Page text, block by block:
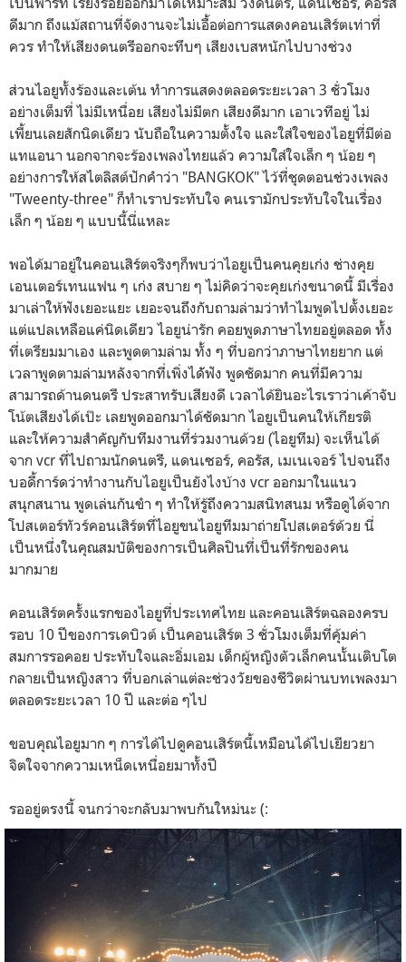
ดีมาก ถึงแม้สถานที่จัดงานจะไม่เอื้อต่อการแสดงคอนเสิร์ตเท่าที่
ควร ทำให้เสียงดนตรีออกจะทึบๆ เสียงเบสหนักไปบางช่วง
ส่วนไอยูทั้งร้องและเต้น ทำการแสดงตลอดระยะเวลา 3 ชั่วโมง
อย่างเต็มที่ ไม่มีเหนื่อย เสียงไม่มีตก เสียงดีมาก เอาเวทีอยู่ ไม่
เพี้ยนเลยสักนิดเดียว นับถือในความตั้งใจ และใส่ใจของไอยูที่มีต่อ
แทแอนา นอกจากจะร้องเพลงไทยแล้ว ความใส่ใจเล็ก ๆ น้อย ๆ
อย่างการให้สไตลิสต์ปักคำว่า "BANGKOK" ไว้ที่ชุดตอนช่วงเพลง
"Tweenty-three" ก็ทำเราประทับใจ คนเรามักประทับใจในเรื่อง
เล็ก ๆ น้อย ๆ แบบนี้นี่แหละ
พอได้มาอยู่ในคอนเสิร์ตจริงๆก็พบว่าไอยูเป็นคนคุยเก่ง ช่างคุย
เอนเตอร์เทนแฟน ๆ เก่ง สบาย ๆ ไม่คิดว่าจะคุยเก่งขนาดนี้ มีเรื่อง
มาเล่าให้ฟังเยอะแยะ เยอะจนถึงกับถามล่ามว่าทำไมพูดไปตั้งเยอะ
แต่แปลเหลือแค่นิดเดียว ไอยูน่ารัก คอยพูดภาษาไทยอยู่ตลอด ทั้ง
ที่เตรียมมาเอง และพูดตามล่าม ทั้ง ๆ ที่บอกว่าภาษาไทยยาก แต่
เวลาพูดตามล่ามหลังจากที่เพิ่งได้ัฟัง พูดชัดมาก คนที่มีความ
สามารถด้านดนตรี ประสาทรับเสียงดี เวลาได้ยินอะไรเราว่าเค้าจับ
โน้ตเสียงได้เป๊ะ เลยพูดออกมาได้ชัดมาก ไอยูเป็นคนให้เกียรติ
และให้ความสำคัญกับทีมงานที่ร่วมงานด้วย (ไอยูทีม) จะเห็นได้
จาก vcr ที่ไปถามนักดนตรี, แดนเซอร์, คอรัส, เมเนเจอร์ ไปจนถึง
บอดี้การ์ดว่าทำงานกับไอยูเป็นยังไงบ้าง vcr ออกมาในแนว
สนุกสนาน พูดเล่นกันขำ ๆ ทำให้รู้ถึงความสนิทสนม หรือดูได้จาก
โปสเตอร์ทัวร์คอนเสิร์ตที่ไอยูขนไอยูทีมมาถ่ายโปสเตอร์ด้วย นี่
เป็นหนึ่งในคุณสมบัติของการเป็นศิลปินที่เป็นที่รักของคน
มากมาย
คอนเสิร์ตครั้งแรกของไอยูที่ประเทศไทย และคอนเสิร์ตฉลองครบ
รอบ 10 ปีของการเดบิวต์ เป็นคอนเสิร์ต 3 ชั่วโมงเต็มที่คุ้มค่า
สมการรอคอย ประทับใจและอิ่มเอม เด็กผู้หญิงตัวเล็กคนนั้นเติบโต
กลายเป็นหญิงสาว ที่บอกเล่าแต่ละช่วงวัยของชีวิตผ่านบทเพลงมา
ตลอดระยะเวลา 10 ปี และต่อ ๆไป
ขอบคุณไอยูมาก ๆ การได้ไปดูคอนเสิร์ตนี้เหมือนได้ไปเยียวยา
จิตใจจากความเหน็ดเหนื่อยมาทั้งปี
รออยู่ตรงนี้ จนกว่าจะกลับมาพบกันใหม่นะ (: